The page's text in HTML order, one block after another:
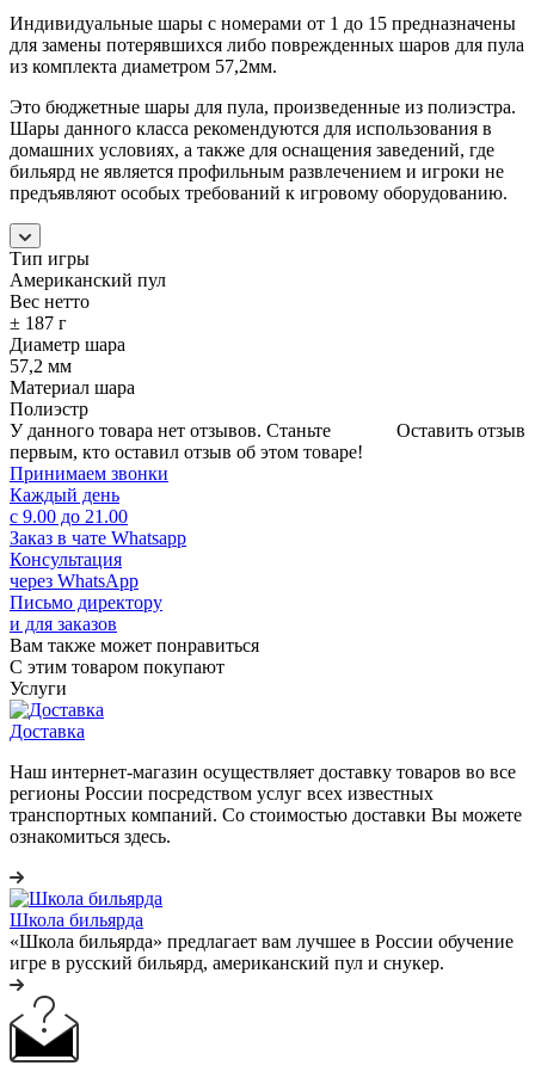
Индивидуальные шары с номерами от 1 до 15 предназначены
для замены потерявшихся либо поврежденных шаров для пула
из комплекта диаметром 57,2мм.
Это бюджетные шары для пула, произведенные из полиэстра.
Шары данного класса рекомендуются для использования в
домашних условиях, а также для оснащения заведений, где
бильярд не является профильным развлечением и игроки не
предъявляют особых требований к игровому оборудованию.
Тип игры
Американский пул
Вес нетто
± 187 г
Диаметр шара
57,2 мм
Материал шара
Полиэстр
Оставить отзыв
У данного товара нет отзывов. Станьте
первым, кто оставил отзыв об этом товаре!
Принимаем звонки
Каждый день
с 9.00 до 21.00
Заказ в чате Whatsapp
Консультация
через WhatsApp
Письмо директору
и для заказов
Вам также может понравиться
С этим товаром покупают
Услуги
Доставка
Наш интернет-магазин осуществляет доставку товаров во все
регионы России посредством услуг всех известных
транспортных компаний. Со стоимостью доставки Вы можете
ознакомиться здесь.
Школа бильярда
«Школа бильярда» предлагает вам лучшее в России обучение
игре в русский бильярд, американский пул и снукер.